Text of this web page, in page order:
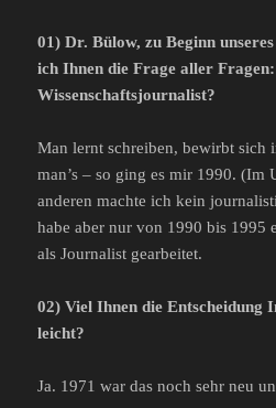
01) Dr. Bülow, zu Beginn
ich Ihnen die Frage aller
Wissenschaftsjournalist?
Man lernt schreiben, bewirbt sich
man’s – so ging es mir 1990. (Im
anderen machte ich kein
habe aber nur von 1990 bis 1995
als Journalist gearbeitet.
02) Viel Ihnen die Entscheidung
leicht?
Ja. 1971 war das noch sehr neu